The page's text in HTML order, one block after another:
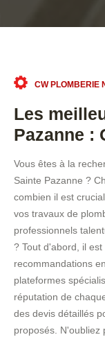
CW PLOMBERIE
Les
Pazanne :
Vous êtes à la
Sainte Pazanne ?
combien il est
vos travaux de
professionnels
? Tout d'abord, il
recommandations
plateformes
réputation de
des devis détaillés
proposés. N'oubliez